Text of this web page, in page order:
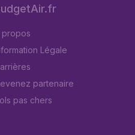
propos
Légale
partenaire
pas chers